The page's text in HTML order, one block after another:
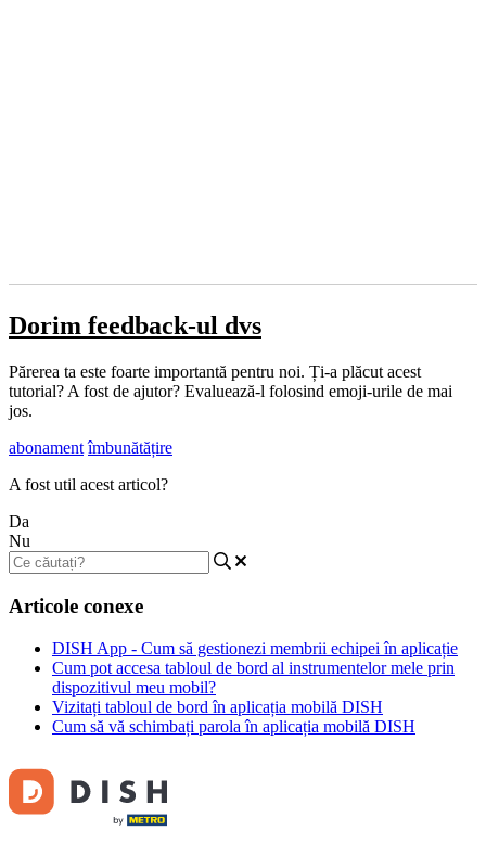
Dorim feedback-ul dvs
Părerea ta este foarte importantă pentru noi. Ți-a plăcut acest
tutorial? A fost de ajutor? Evaluează-l folosind emoji-urile de mai
jos.
abonament îmbunătățire
A fost util acest articol?
Da
Nu
Articole conexe
DISH App - Cum să gestionezi membrii echipei în aplicație
Cum pot accesa tabloul de bord al instrumentelor mele prin
dispozitivul meu mobil?
Vizitați tabloul de bord în aplicația mobilă DISH
Cum să vă schimbați parola în aplicația mobilă DISH